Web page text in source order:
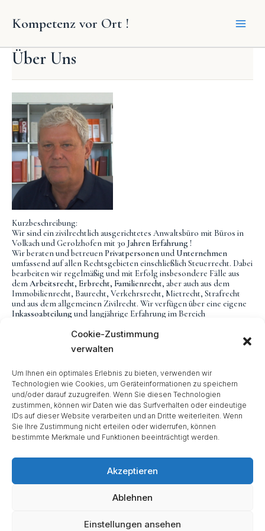
Cookie-Zustimmung
verwalten
Um Ihnen ein optimales Erlebnis zu bieten, verwenden wir
Technologien wie Cookies, um Geräteinformationen zu speichern
und/oder darauf zuzugreifen. Wenn Sie diesen Technologien
zustimmen, können wir Daten wie das Surfverhalten oder eindeutige
IDs auf dieser Website verarbeiten und an Dritte weiterleiten. Wenn
Sie Ihre Zustimmung nicht erteilen oder widerrufen, können
bestimmte Merkmale und Funktionen beeinträchtigt werden.
Akzeptieren
Ablehnen
Einstellungen ansehen
InhaltKompetenz vor Ort !
Über Uns
Kurzbeschreibung:
Wir sind ein zivilrechtlich ausgerichtetes Anwaltsbüro mit Büros in
Volkach und Gerolzhofen mit 30 Jahren Erfahrung !
Wir beraten und betreuen Privatpersonenund Unternehmen
umfassend auf allen Rechtsgebieten einschließlich Steuerrecht. Dabei
bearbeiten wir regelmäßig und mit Erfolg insbesondere Fälle aus
demArbeitsrecht, Erbrecht, Familienrecht, aber auch aus dem
Immobilienrecht, Baurecht, Verkehrsrecht, Mietrecht, Strafrecht
und aus dem allgemeinen Zivilrecht. Wir verfügen über eine eigene
Inkassoabteilungund langjährige Erfahrung im Bereich
Herr RA Grunenberg ist außerdemFachanwalt für Arbeitsrecht
Wenn es erforderlich ist, ziehen wir besonders qualifizierte
Spezialisten aus anderen Rechtsbereichen hinzu, um eine
Praxis- und ergebnisorientierte Beratungist uns wichtig. Der
Mandant soll verstehen, was vor sich geht. Nur wenn die
Kommunikation zwischen Rechtsanwalt und Mandant funktioniert,
können bestmögliche Ergebnisse erzielt werden.
“Bei uns sind Sie keine „Nummer“, sondern Sie werden individuell und
persönlich vom Chef selbst betreut und beraten.“
Näheres über Herrn RA Grunenberg erfahren Sie hier…
WordPress-Theme